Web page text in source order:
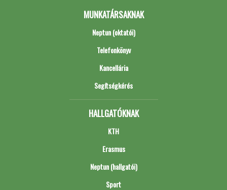
MUNKATÁRSAKNAK
Neptun (oktatói)
Telefonkönyv
Kancellária
Segítségkérés
HALLGATÓKNAK
KTH
Erasmus
Neptun (hallgatói)
Sport